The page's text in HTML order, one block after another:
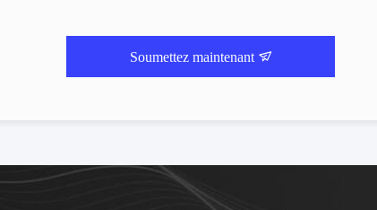
Soumettez maintenant